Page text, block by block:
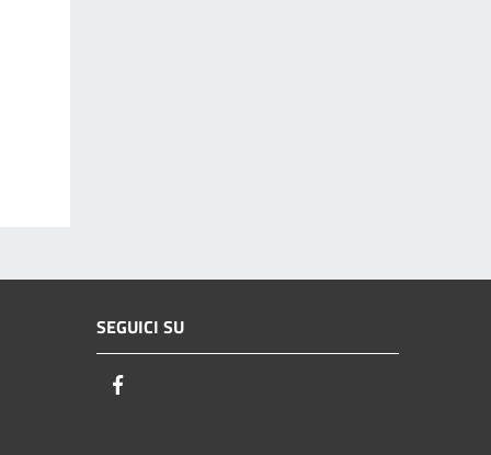
SEGUICI SU